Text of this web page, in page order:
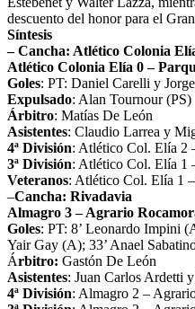
descuento del honor para el
Síntesis
– Cancha: Atlético Colonia
Atlético Colonia Elía 0 –
Goles: PT: Daniel Carelli y
Expulsado: Alan Tournour (PS)
Árbitro: Matías De León
Asistentes: Claudio Larrea y
4ª División: Atlético Col. Elía 2
3ª División: Atlético Col. Elía 1
Veteranos: Atlético Col. Elía 1
–Cancha: Rivadavia
Almagro 3 – Agrario
Goles: PT: 8’ Leonardo Impini
Yair Gay (A); 33’ Anael
Árbitro: Gastón De León
Asistentes: Juan Carlos Ardetti
4ª División: Almagro 2 –